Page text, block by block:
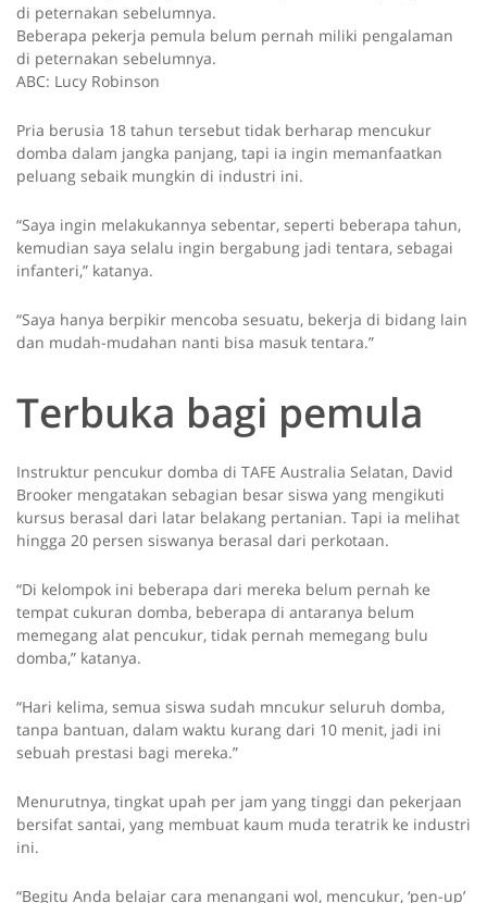
Beberapa pekerja pemula belum pernah miliki pengalaman
di peternakan sebelumnya.
ABC: Lucy Robinson
Pria berusia 18 tahun tersebut tidak berharap mencukur
domba dalam jangka panjang, tapi ia ingin memanfaatkan
peluang sebaik mungkin di industri ini.
“Saya ingin melakukannya sebentar, seperti beberapa tahun,
kemudian saya selalu ingin bergabung jadi tentara, sebagai
infanteri,” katanya.
“Saya hanya berpikir mencoba sesuatu, bekerja di bidang lain
dan mudah-mudahan nanti bisa masuk tentara.”
Terbuka bagi pemula
Instruktur pencukur domba di TAFE Australia Selatan, David
Brooker mengatakan sebagian besar siswa yang mengikuti
kursus berasal dari latar belakang pertanian. Tapi ia melihat
hingga 20 persen siswanya berasal dari perkotaan.
“Di kelompok ini beberapa dari mereka belum pernah ke
tempat cukuran domba, beberapa di antaranya belum
memegang alat pencukur, tidak pernah memegang bulu
domba,” katanya.
“Hari kelima, semua siswa sudah mncukur seluruh domba,
tanpa bantuan, dalam waktu kurang dari 10 menit, jadi ini
sebuah prestasi bagi mereka.”
Menurutnya, tingkat upah per jam yang tinggi dan pekerjaan
bersifat santai, yang membuat kaum muda teratrik ke industri
ini.
“Begitu Anda belajar cara menangani wol, mencukur, ‘pen-up’